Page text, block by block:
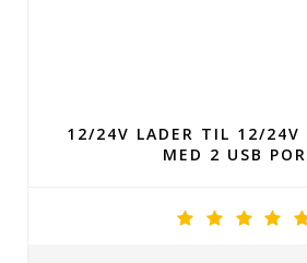
12/24V LADER TIL 12/24V
MED 2 USB